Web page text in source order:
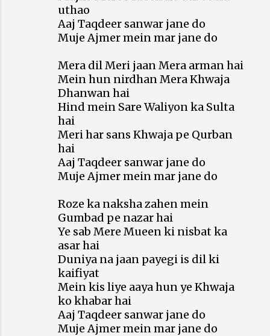
uthao
Aaj Taqdeer sanwar jane do
Muje Ajmer mein mar jane do
Mera dil Meri jaan Mera arman hai
Mein hun nirdhan Mera Khwaja
Dhanwan hai
Hind mein Sare Waliyon ka Sulta
hai
Meri har sans Khwaja pe Qurban
hai
Aaj Taqdeer sanwar jane do
Muje Ajmer mein mar jane do
Roze ka naksha zahen mein
Gumbad pe nazar hai
Ye sab Mere Mueen ki nisbat ka
asar hai
Duniya na jaan payegi is dil ki
kaifiyat
Mein kis liye aaya hun ye Khwaja
ko khabar hai
Aaj Taqdeer sanwar jane do
Muje Ajmer mein mar jane do